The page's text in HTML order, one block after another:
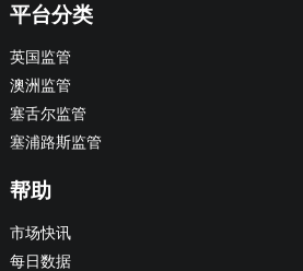
平台分类
英国监管
澳洲监管
塞舌尔监管
塞浦路斯监管
帮助
市场快讯
每日数据